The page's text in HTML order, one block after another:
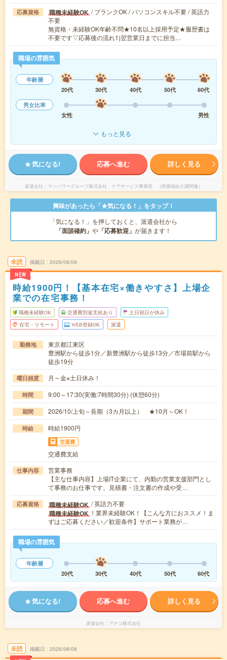
応募資格 職種未経験OK / ブランクOK / パソコンスキル不要 / 英語力
不要
無資格・未経験OK年齢不問★10名以上採用予定★履歴書は
不要です▽応募後の流れ1)翌営業日までに担当…
職場の雰囲気
年齢層
20代
30代 40代 50代
60代
男女比率
女性
男性
もっと見る
気になる! 応募へ進む 詳しく見る
派遣会社 マンパワーグループ株式会社 ケアサービス事業部 （医療福祉介護関連）
興味があったら「★気になる！」をタップ！
「気になる！」を押しておくと、派遣会社から
「面談確約」 や 「応募歓迎」 が届きます！
未読
NEW
掲載日 2026/08/09
時給1900円！【基本在宅×働きやすさ】上場企
業での在宅事務！
職種未経験OK 交通費別途支給あり 土日祝日が休み
在宅・リモート WEB登録OK 派遣
勤務地
東京都江東区
豊洲駅から徒歩1分／新豊洲駅から徒歩13分／市場前駅から
徒歩19分
曜日頻度 月～金※土日休み！
時間 9:00～17:30(実働:7時間30分) (休憩60分)
期間 2026/10/上旬～長期（3カ月以上） ★10月～OK！
時給 時給1900円
交通費
交通費支給
仕事内容
営業事務
【主な仕事内容】上場IT企業にて、内勤の営業支援部門とし
て事務のお仕事です。見積書・注文書の作成や受…
応募資格 職種未経験OK / 英語力不要
職種未経験OK ！業界未経験OK！【こんな方におススメ！ま
ずはご応募ください／歓迎条件】サポート業務が…
職場の雰囲気
年齢層
20代
30代 40代 50代 60代
気になる! 応募へ進む 詳しく見る
派遣会社 アデコ株式会社
未読 掲載日 2026/08/08